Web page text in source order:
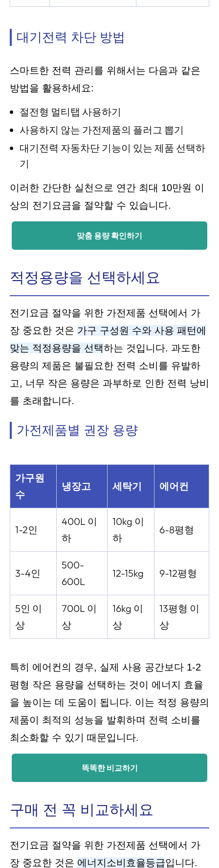
대기전력 차단 방법
스마트한 전력 관리를 위해서는 다음과 같은
방법을 활용하세요:
절전형 멀티탭 사용하기
사용하지 않는 가전제품의 플러그 뽑기
대기전력 자동차단 기능이 있는 제품 선택하
기
이러한 간단한 실천으로 연간 최대 10만원 이
상의 전기요금을 절약할 수 있습니다.
맞춤 용량 확인하기
적정용량을 선택하세요
전기요금 절약을 위한 가전제품 선택에서 가
장 중요한 것은 가구 구성원 수와 사용 패턴에
맞는 적정용량을 선택하는 것입니다. 과도한
용량의 제품은 불필요한 전력 소비를 유발하
고, 너무 작은 용량은 과부하로 인한 전력 낭비
를 초래합니다.
가전제품별 권장 용량
가구원
수
냉장고 세탁기 에어컨
1-2인
400L 이
하
10kg 이
하
6-8평형
3-4인
500-
600L
12-15kg 9-12평형
5인 이
상
700L 이
상
16kg 이
상
13평형 이
상
특히 에어컨의 경우, 실제 사용 공간보다 1-2
평형 작은 용량을 선택하는 것이 에너지 효율
을 높이는 데 도움이 됩니다. 이는 적정 용량의
제품이 최적의 성능을 발휘하며 전력 소비를
최소화할 수 있기 때문입니다.
똑똑한 비교하기
구매 전 꼭 비교하세요
전기요금 절약을 위한 가전제품 선택에서 가
장 중요한 것은 에너지소비효율등급입니다.